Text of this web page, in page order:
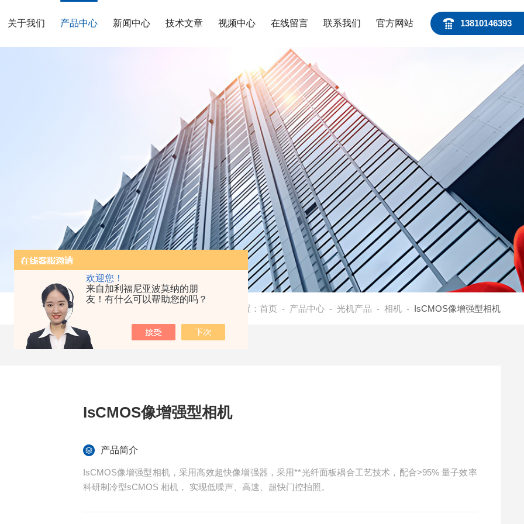
欢迎您！
来自加利福尼亚波莫纳的朋
友！有什么可以帮助您的吗？
13810146393
关于我们 产品中心 新闻中心 技术文章 视频中心 在线留言 联系我们 官方网站
当前位置： 首页 - 产品中心- 光机产品 - 相机- IsCMOS像增强型相机
IsCMOS像增强型相机
产品简介
IsCMOS像增强型相机，采用高效超快像增强器，采用**光纤面板耦合工艺技术，配合>95% 量子效率
科研制冷型sCMOS 相机， 实现低噪声、高速、超快门控拍照。